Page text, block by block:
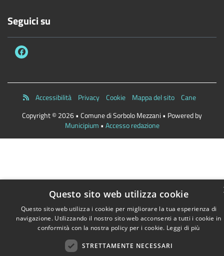
Seguici su
Accessibilità Privacy Cookie Mappa del sito
Cane
Copyright © 2026 • Comune di Sorbolo Mezzani • Powered by
Municipium • Accesso redazione
Questo sito web utilizza cookie
Questo sito web utilizza i cookie per migliorare la tua esperienza di
navigazione. Utilizzando il nostro sito web acconsenti a tutti i cookie in
conformità con la nostra policy per i cookie. Leggi di più
STRETTAMENTE NECESSARI